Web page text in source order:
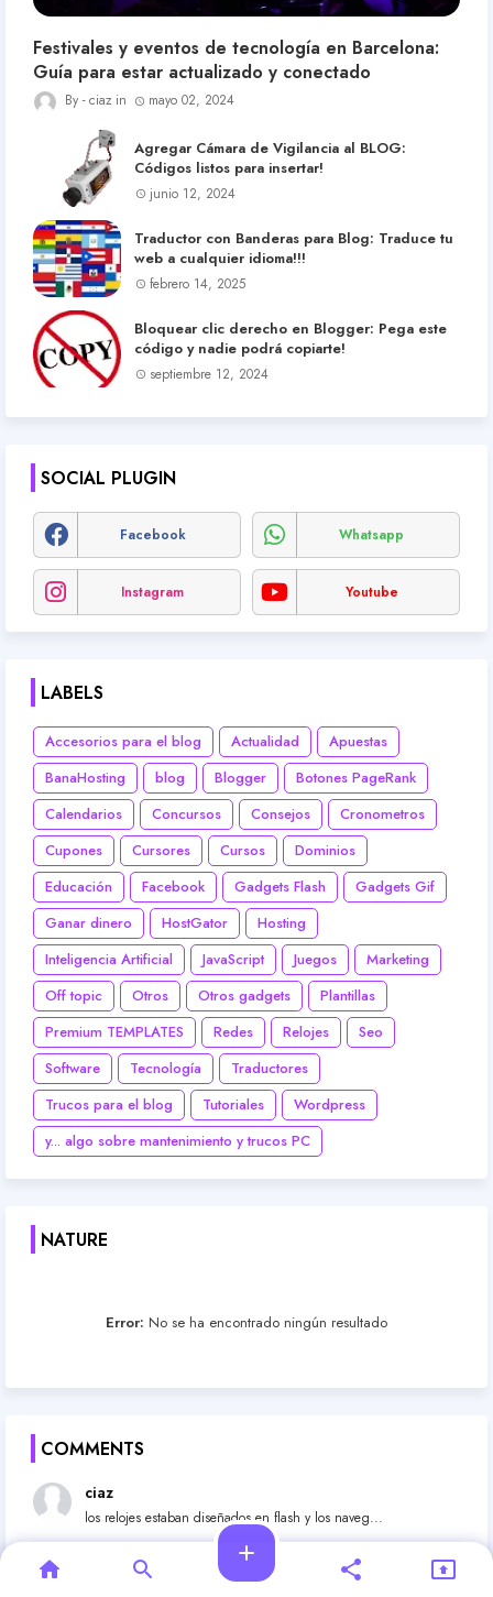
Festivales y eventos de tecnología en Barcelona:
Guía para estar actualizado y conectado
ciaz mayo 02, 2024
Agregar Cámara de Vigilancia al BLOG:
Códigos listos para insertar!
junio 12, 2024
Traductor con Banderas para Blog: Traduce tu
web a cualquier idioma!!!
febrero 14, 2025
Bloquear clic derecho en Blogger: Pega este
código y nadie podrá copiarte!
septiembre 12, 2024
SOCIAL PLUGIN
Facebook Whatsapp
Instagram Youtube
LABELS
Accesorios para el blog Actualidad
Apuestas
BanaHosting
blog Blogger
Botones PageRank
Calendarios
Concursos Consejos
Cronometros
Cupones
Cursores Cursos
Dominios
Educación
Facebook Gadgets Flash
Gadgets Gif
Ganar dinero
HostGator
Hosting
Inteligencia Artificial
JavaScript Juegos
Marketing
Off topic
Otros Otros gadgets
Plantillas
Premium TEMPLATES
Redes Relojes
Seo
Software
Tecnología
Traductores
Trucos para el blog
Tutoriales
Wordpress
y... algo sobre mantenimiento y trucos PC
NATURE
Error: No se ha encontrado ningún resultado
COMMENTS
ciaz
los relojes estaban diseñados en flash y los naveg...
home search
add
share present_to_all